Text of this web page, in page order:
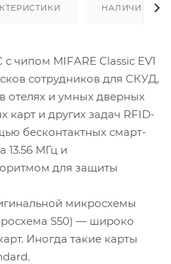
НАЛИЧИЕ
чипом MIFARE Classic EV1
сотрудников для СКУД,
отелях и умных дверных
карт и других задач RFID-
бесконтактных смарт-
13.56 МГц и
для защиты
микросхемы
S50) — широко
Иногда такие карты